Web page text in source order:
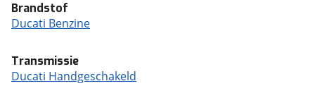
Brandstof
Ducati Benzine
Transmissie
Ducati Handgeschakeld